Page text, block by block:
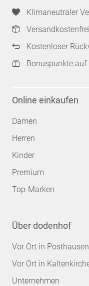
Klimaneutraler
Kostenloser
Bonuspunkte auf
Online einkaufen
Damen
Herren
Kinder
Premium
Top-Marken
Über dodenhof
Vor Ort in Posthausen
Vor Ort in
Unternehmen